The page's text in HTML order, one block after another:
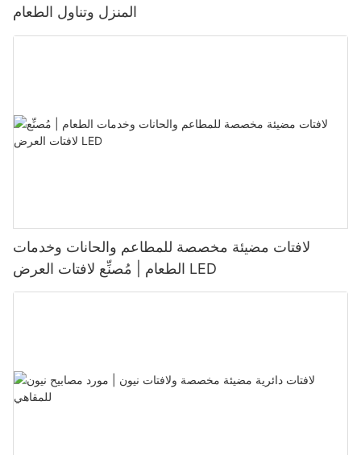
المنزل وتناول الطعام
لافتات مضيئة مخصصة للمطاعم والحانات وخدمات
الطعام | مُصنِّع لافتات العرض LED